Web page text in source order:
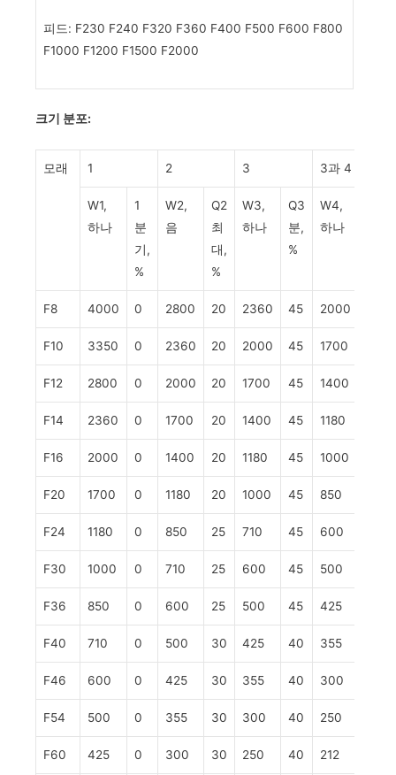
피드: F230 F240 F320 F360 F400 F500 F600 F800
F1000 F1200 F1500 F2000
크기 분포:
모래 1 2 3 3과 4
W1,
하나
1
분
기,
%
W2,
음
Q2
최
대,
%
W3,
하나
Q3
분,
%
W4,
하나
F8 4000 0 2800 20 2360 45 2000
F10 3350 0 2360 20 2000 45 1700
F12 2800 0 2000 20 1700 45 1400
F14 2360 0 1700 20 1400 45 1180
F16 2000 0 1400 20 1180 45 1000
F20 1700 0 1180 20 1000 45 850
F24 1180 0 850 25 710 45 600
F30 1000 0 710 25 600 45 500
F36 850 0 600 25 500 45 425
F40 710 0 500 30 425 40 355
F46 600 0 425 30 355 40 300
F54 500 0 355 30 300 40 250
F60 425 0 300 30 250 40 212